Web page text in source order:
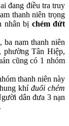
đang điều tra truy
thanh niên trọng
nhân bị chém đứt
ba nam thanh niên
phường Tân Hiệp,
cũng có 1 nhóm
thanh niên này
khí đuổi chém
dân đưa 3 nạn